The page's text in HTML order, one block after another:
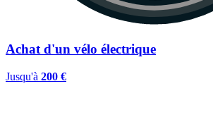
Achat d'un vélo électrique
Jusqu'à 200 €